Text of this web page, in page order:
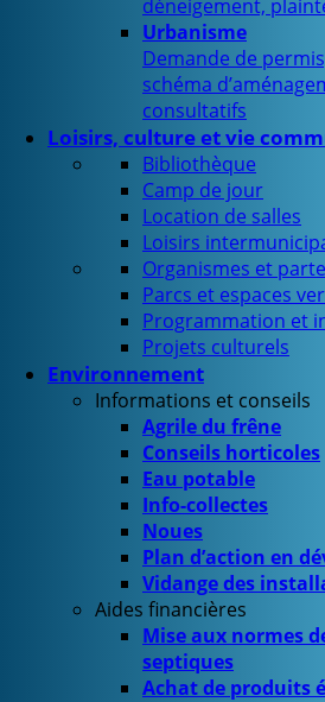
déneigement,
Urbanisme
Demande de
schéma
consultatifs
Loisirs, culture et vie
Bibliothèque
Camp de jour
Location de salles
Loisirs
Organismes et
Parcs et espaces
Programmation et
Projets culturels
Environnement
Informations et conseils
Agrile du frêne
Conseils horticoles
Eau potable
Info-collectes
Noues
Plan d’action en
Vidange des
Aides financières
Mise aux normes
septiques
Achat de produits